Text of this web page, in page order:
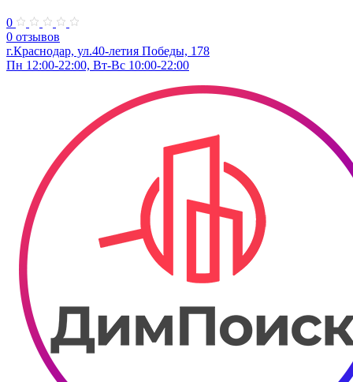
0
0 отзывов
г.Краснодар, ул.40-летия Победы, 178
Пн 12:00-22:00, Вт-Вс 10:00-22:00